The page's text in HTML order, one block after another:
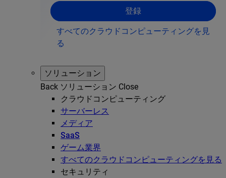
登録
すべてのクラウドコンピューティングを見
る
ソリューション
Back ソリューション Close
クラウドコンピューティング
サーバーレス
メディア
SaaS
ゲーム業界
すべてのクラウドコンピューティングを見る
セキュリティ